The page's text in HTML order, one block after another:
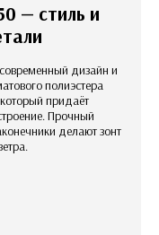
— стиль и
современный дизайн и
полиэстера
придаёт
Прочный
делают зонт